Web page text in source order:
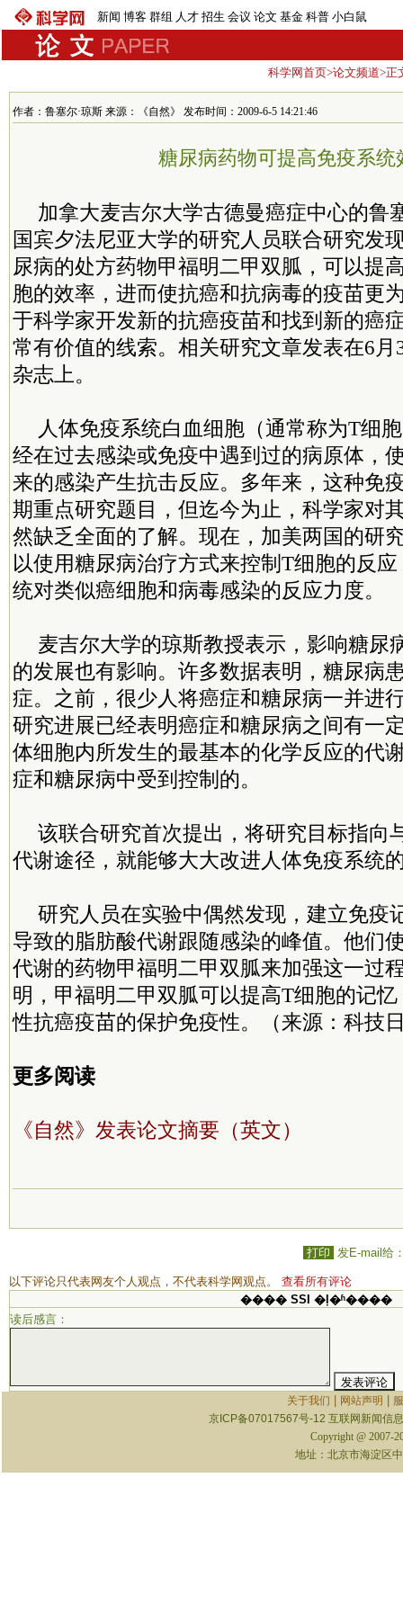
新闻 博客 群组 人才 招生 会议 论文 基金 科普 小白鼠
科学网首页>论文频道>正
作者：鲁塞尔·琼斯 来源：《自然》 发布时间：2009-6-5 14:21:46
糖尿病药物可提高免疫系统
加拿大麦吉尔大学古德曼癌症中心的鲁
国宾夕法尼亚大学的研究人员联合研究发
尿病的处方药物甲福明二甲双胍，可以提
胞的效率，进而使抗癌和抗病毒的疫苗更
于科学家开发新的抗癌疫苗和找到新的癌
常有价值的线索。相关研究文章发表在6
杂志上。
人体免疫系统白血细胞（通常称为T细
经在过去感染或免疫中遇到过的病原体，
来的感染产生抗击反应。多年来，这种免
期重点研究题目，但迄今为止，科学家对
然缺乏全面的了解。现在，加美两国的研
以使用糖尿病治疗方式来控制T细胞的反
统对类似癌细胞和病毒感染的反应力度。
麦吉尔大学的琼斯教授表示，影响糖尿
的发展也有影响。许多数据表明，糖尿病
症。之前，很少人将癌症和糖尿病一并进
研究进展已经表明癌症和糖尿病之间有一
体细胞内所发生的最基本的化学反应的代
症和糖尿病中受到控制的。
该联合研究首次提出，将研究目标指向
代谢途径，就能够大大改进人体免疫系统
研究人员在实验中偶然发现，建立免疫
导致的脂肪酸代谢跟随感染的峰值。他们
代谢的药物甲福明二甲双胍来加强这一过
明，甲福明二甲双胍可以提高T细胞的记
性抗癌疫苗的保护免疫性。（来源：科技
更多阅读
《自然》发表论文摘要（英文）
打印 发E-mail给
以下评论只代表网友个人观点，不代表科学网观点。 查看所有评论
���� SSI �ļ�ʱ����
读后感言：
关于我们 网站声明
京ICP备07017567号-12 互联网新闻信
Copyright @ 2007-
地址：北京市海淀区